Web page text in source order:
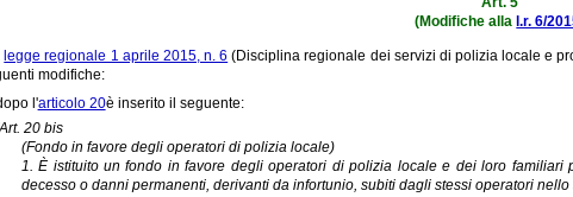
(Modifiche alla l.r. 6/
legge regionale 1 aprile 2015, n. 6 (Disciplina regionale dei servizi di polizia locale e
modifiche:
l'articolo 20è inserito il seguente:
20 bis
(Fondo in favore degli operatori di polizia locale)
1. È istituito un fondo in favore degli operatori di polizia locale e dei loro
decesso o danni permanenti, derivanti da infortunio, subiti dagli stessi operatori